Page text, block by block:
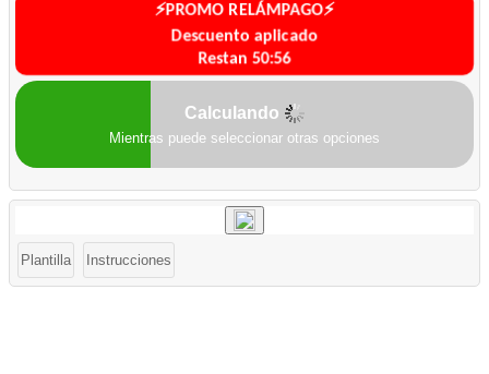
⚡PROMO RELÁMPAGO⚡
Descuento aplicado
Restan 50:56
Calculando
Mientras puede seleccionar otras opciones
️Plantilla Instrucciones